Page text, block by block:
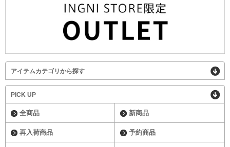
アイテムカテゴリから探す
PICK UP
全商品 新商品
再入荷商品 予約商品